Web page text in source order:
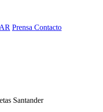
Prensa Contacto
Santander